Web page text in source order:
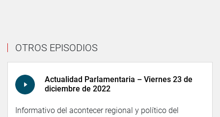
OTROS EPISODIOS
Actualidad Parlamentaria – Viernes 23 de
diciembre de 2022
Informativo del acontecer regional y político del